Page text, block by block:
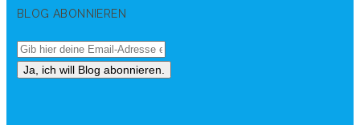
BLOG ABONNIEREN